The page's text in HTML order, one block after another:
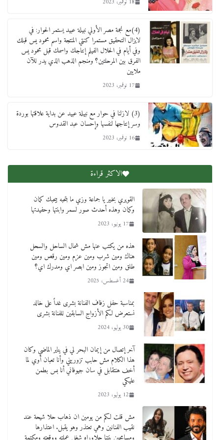
(4)مع نجمة مصر الأولي نبيلة عبيد يستمر الحوار: في
لايزال التحقيق مستمرا كنتي المنتجة واسم محمود يس قبلك
وفي أيام في الحلال الفيلم إنتاجك واسمك قبل محمود يس
الفرق بين المرحلتين؟ ومنجم الذهب الذي يدر للآن
ملايين
17 نوفمبر، 2023
(3) لازلنا في حوار مع نبيلة عبيد عن بداية علاقتها بوردة
وسر إنتاجها لنفسها وإحسان عبد القدوس
16 نوفمبر، 2023
الاكثر قراءة
القويري بخير يا جماعة وزي ما بتحبه بيحبك كمان
وكمان وهذه أحدث صور لسمر وابنتها وحفيدتها
17 يونيو، 2023
هذه من يكتب عنها مش شمال الساحل والسحل
هناك ومين شرب ومين عزم ومين رقص ومين
طلق ومين اتجوز ومين ابصر اي ومدرك اي؟
24 أغسطس، 2025
بمناسبة حفل زفاف الفنانة بشرى غداً على خالد
نستعرض لكم الأزواج السابقين للفنانة بشرى
30 يوليو، 2024
آخر إتصال من إيمان البحر لي في يناير الماضي وكان
هذا الكلام مش حابب تزوريني وأنا تعبان أوي لما
أخف هنتقابل في سان جيوفاني أنا بس بطمن
عليكي
12 يوليو، 2023
مش قلت لكم من يومين ان ذهاب حلا شيحة عند
نقيب الفنانين وهي تعتذر وهو يقبل. اعتذارها